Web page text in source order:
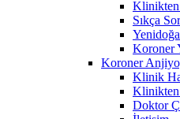
Sıkça
Koroner
Koroner
Klinik
Doktor